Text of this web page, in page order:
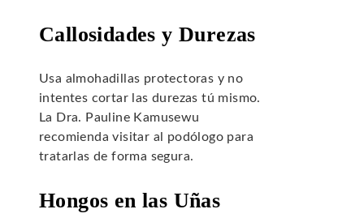
Callosidades y Durezas
Usa almohadillas protectoras y no
intentes cortar las durezas tú mismo.
La Dra. Pauline Kamusewu
recomienda visitar al podólogo para
tratarlas de forma segura.
Hongos en las Uñas